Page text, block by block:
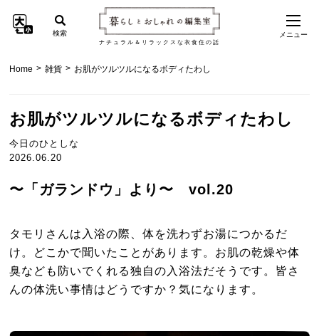
ナチュラル＆リラックスな衣食住の話
検索 メニュー
Home > 雑貨 > お肌がツルツルになるボディたわし
お肌がツルツルになるボディたわし
今日のひとしな
2026.06.20
〜「ガランドウ」より〜 vol.20
タモリさんは入浴の際、体を洗わずお湯につかるだ
け。どこかで聞いたことがあります。お肌の乾燥や体
臭なども防いでくれる独自の入浴法だそうです。皆さ
んの体洗い事情はどうですか？気になります。